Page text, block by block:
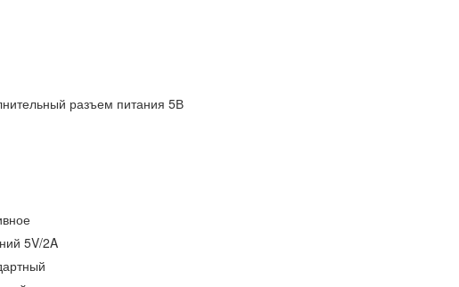
разъем питания 5В
5V/2A